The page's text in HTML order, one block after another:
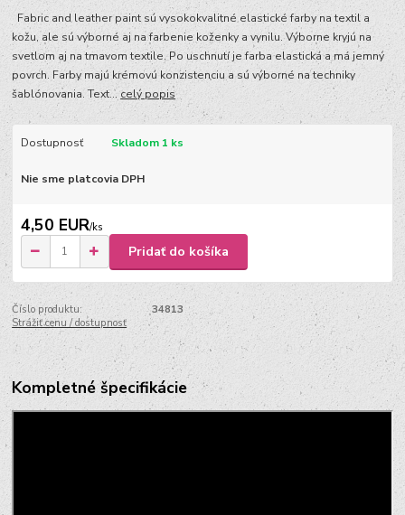
Fabric and leather paint sú vysokokvalitné elastické farby na textil a
kožu, ale sú výborné aj na farbenie koženky a vynilu. Výborne kryjú na
svetlom aj na tmavom textile. Po uschnutí je farba elastická a má jemný
povrch. Farby majú krémovú konzistenciu a sú výborné na techniky
šablónovania. Text...celý popis
Dostupnosť Skladom 1 ks
Nie sme platcovia DPH
4,50 EUR/ks
Pridať do košíka
Číslo produktu:
34813
Strážiť cenu / dostupnosť
Kompletné špecifikácie